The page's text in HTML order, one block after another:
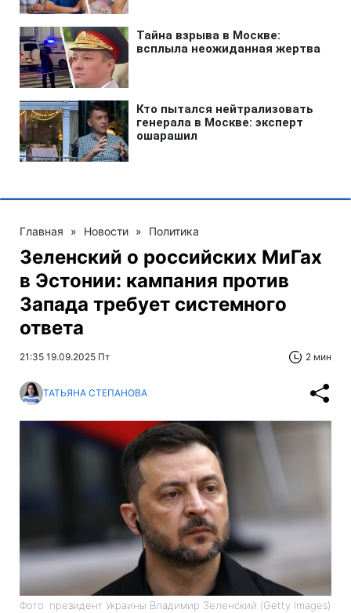
Главная » Новости » Политика
Зеленский о российских МиГах
в Эстонии: кампания против
Запада требует системного
ответа
21:35 19.09.2025 Пт 2 мин
ТАТЬЯНА СТЕПАНОВА
Фото: президент Украины Владимир Зеленский (Getty Images)